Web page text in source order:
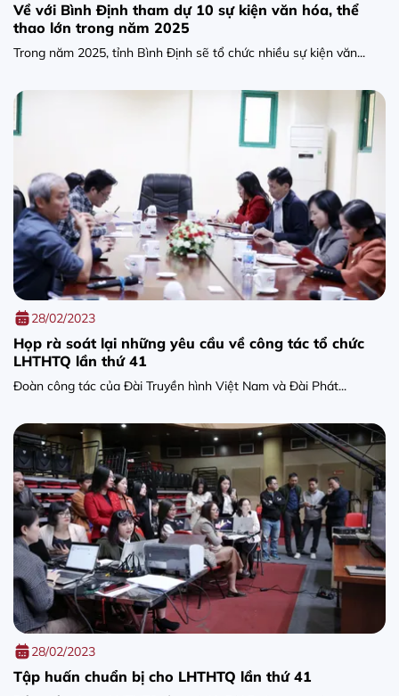
Về với Bình Định tham dự 10 sự kiện văn hóa, thể
thao lớn trong năm 2025
Trong năm 2025, tỉnh Bình Định sẽ tổ chức nhiều sự kiện văn...
Họp rà soát lại những yêu cầu về công tác tổ chức
LHTHTQ lần thứ 41
28/02/2023
Đoàn công tác của Đài Truyền hình Việt Nam và Đài Phát...
Tập huấn chuẩn bị cho LHTHTQ lần thứ 41
28/02/2023